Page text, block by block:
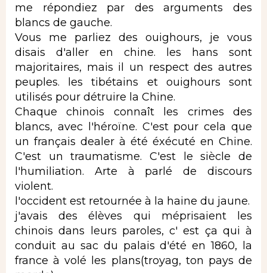
me répondiez par des arguments des
blancs de gauche.
Vous me parliez des ouighours, je vous
disais d'aller en chine. les hans sont
majoritaires, mais il un respect des autres
peuples. les tibétains et ouighours sont
utilisés pour détruire la Chine.
Chaque chinois connaît les crimes des
blancs, avec l'héroïne. C'est pour cela que
un français dealer à été éxécuté en Chine.
C'est un traumatisme. C'est le siècle de
l'humiliation. Arte à parlé de discours
violent.
l'occident est retournée à la haine du jaune.
j'avais des élèves qui méprisaient les
chinois dans leurs paroles, c' est ça qui à
conduit au sac du palais d'été en 1860, la
france à volé les plans(troyag, ton pays de